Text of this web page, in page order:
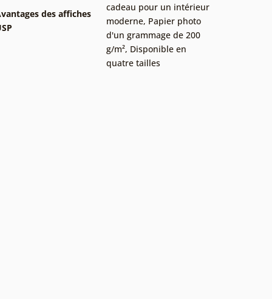
des affiches
cadeau pour un intérieur
moderne, Papier photo
d'un grammage de 200
g/m², Disponible en
quatre tailles